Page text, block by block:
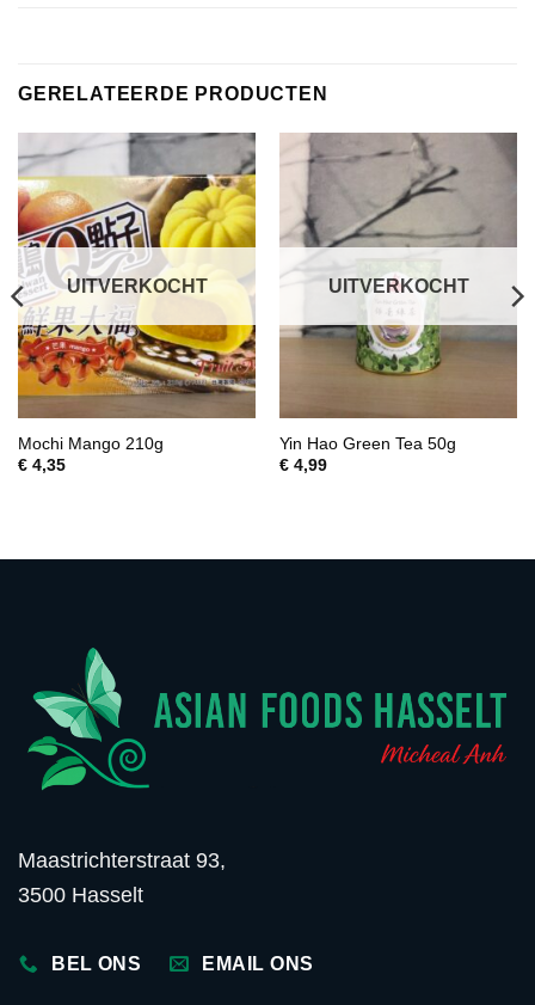
GERELATEERDE PRODUCTEN
UITVERKOCHT
Mochi Mango 210g
€4,35
UITVERKOCHT
Yin Hao Green Tea 50g
€4,99
Maastrichterstraat 93,
3500 Hasselt
BEL ONS EMAIL ONS